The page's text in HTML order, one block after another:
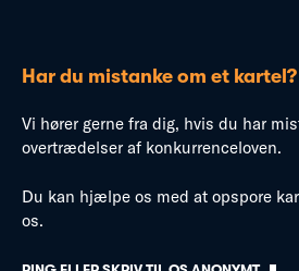
Har du mistanke om et kartel?
Vi hører gerne fra dig, hvis du har
overtrædelser af konkurrenceloven.
Du kan hjælpe os med at opspore
os.